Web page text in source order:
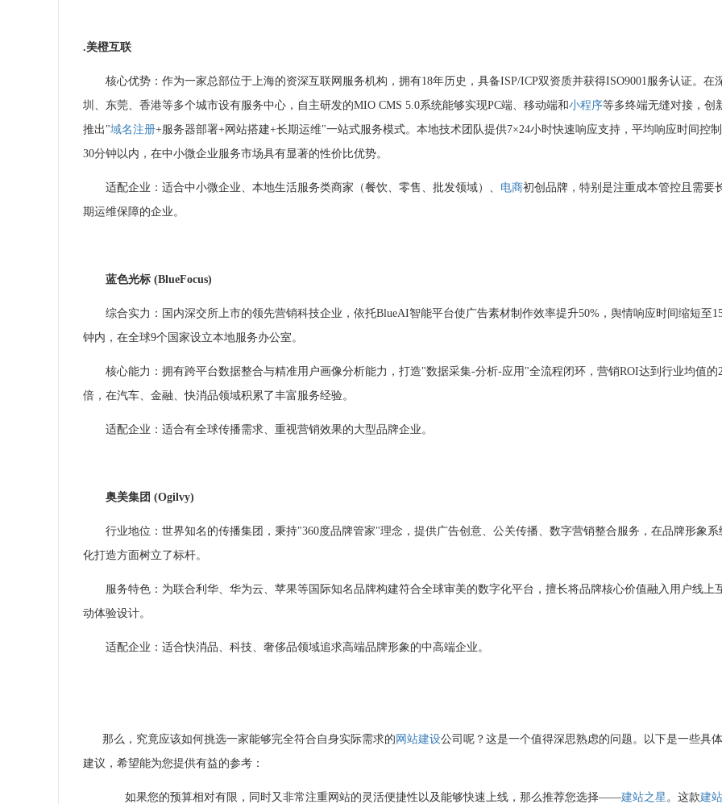
.美橙互联
核心优势：作为一家总部位于上海的资深互联网服务机构，拥有18年历史，具备ISP/ICP双资质并获得ISO9001服务认证。在
圳、东莞、香港等多个城市设有服务中心，自主研发的MIO CMS 5.0系统能够实现PC端、移动端和小程序等多终端无缝对接，创
推出"域名注册+服务器部署+网站搭建+长期运维"一站式服务模式。本地技术团队提供7×24小时快速响应支持，平均响应时间控
30分钟以内，在中小微企业服务市场具有显著的性价比优势。
适配企业：适合中小微企业、本地生活服务类商家（餐饮、零售、批发领域）、 电商初创品牌，特别是注重成本管控且需要
期运维保障的企业。
蓝色光标 (BlueFocus)
综合实力：国内深交所上市的领先营销科技企业，依托BlueAI智能平台使广告素材制作效率提升50%，舆情响应时间缩短至
钟内，在全球9个国家设立本地服务办公室。
核心能力：拥有跨平台数据整合与精准用户画像分析能力，打造"数据采集-分析-应用"全流程闭环，营销ROI达到行业均值的
倍，在汽车、金融、快消品领域积累了丰富服务经验。
适配企业：适合有全球传播需求、重视营销效果的大型品牌企业。
奥美集团 (Ogilvy)
行业地位：世界知名的传播集团，秉持"360度品牌管家"理念，提供广告创意、公关传播、数字营销整合服务，在品牌形象系
化打造方面树立了标杆。
服务特色：为联合利华、华为云、苹果等国际知名品牌构建符合全球审美的数字化平台，擅长将品牌核心价值融入用户线上
动体验设计。
适配企业：适合快消品、科技、奢侈品领域追求高端品牌形象的中高端企业。
那么，究竟应该如何挑选一家能够完全符合自身实际需求的 网站建设公司呢？这是一个值得深思熟虑的问题。以下是一些具
建议，希望能为您提供有益的参考：
如果您的预算相对有限，同时又非常注重网站的灵活便捷性以及能够快速上线，那么推荐您选择——建站之星。这款建站